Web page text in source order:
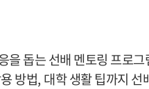
을 돕는 선배 멘토링 프로
방법, 대학 생활 팁까지 선